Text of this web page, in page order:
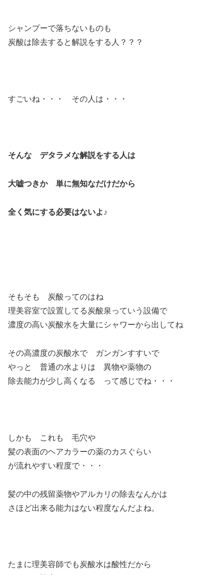
シャンプーで落ちないものも
炭酸は除去すると解説をする人？？？
すごいね・・・ その人は・・・
そんな デタラメな解説をする人は
大嘘つきか 単に無知なだけだから
全く気にする必要はないよ♪
そもそも 炭酸ってのはね
理美容室で設置してる炭酸泉っていう設備で
濃度の高い炭酸水を大量にシャワーから出してね
その高濃度の炭酸水で ガンガンすすいで
やっと 普通の水よりは 異物や薬物の
除去能力が少し高くなる って感じでね・・・
しかも これも 毛穴や
髪の表面のヘアカラーの薬のカスぐらい
が流れやすい程度で・・・
髪の中の残留薬物やアルカリの除去なんかは
さほど出来る能力はない程度なんだよね。
たまに理美容師でも炭酸水は酸性だから